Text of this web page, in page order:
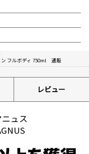
ン フルボディ 750ml 通販
レビュー
ュス